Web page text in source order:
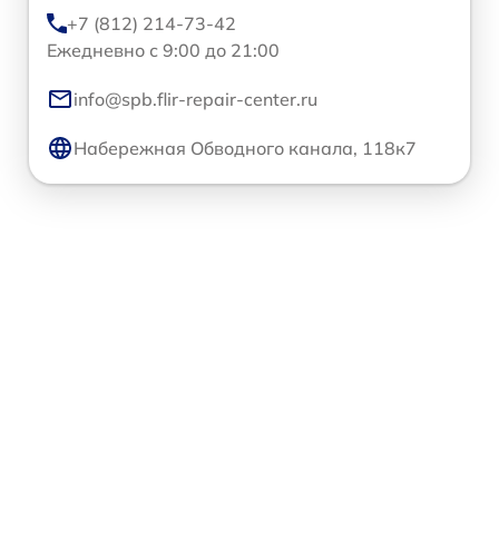
+7 (812) 214-73-42
Ежедневно с 9:00 до 21:00
info@spb.flir-repair-center.ru
Набережная Обводного канала, 118к7